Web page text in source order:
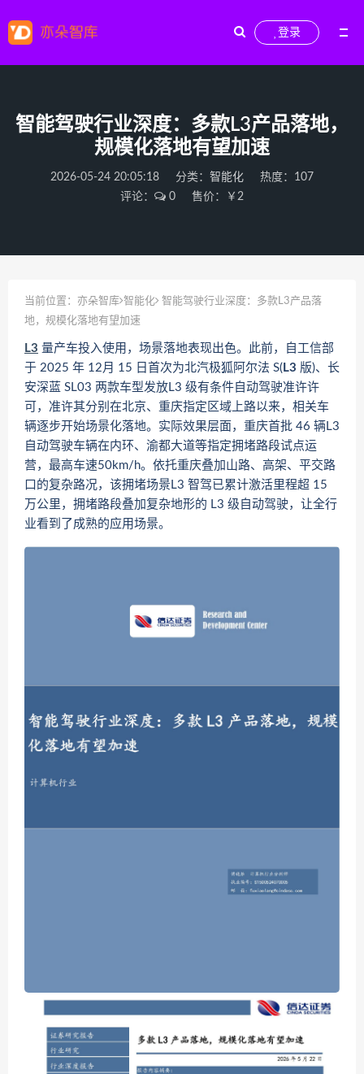
登录
智能驾驶行业深度：多款L3产品落地，
规模化落地有望加速
2026-05-24 20:05:18 分类： 智能化
热度：107
评论：
0 售价：￥2
当前位置： 亦朵智库 智能化
智能驾驶行业深度：多款L3产品落
地，规模化落地有望加速
L3 量产车投入使用，场景落地表现出色。此前，自工信部
于 2025 年 12月 15 日首次为北汽极狐阿尔法 S( L3 版)、长
安深蓝 SL03 两款车型发放L3 级有条件自动驾驶准许许
可，准许其分别在北京、重庆指定区域上路以来，相关车
辆逐步开始场景化落地。实际效果层面，重庆首批 46 辆L3
自动驾驶车辆在内环、渝都大道等指定拥堵路段试点运
营，最高车速50km/h。依托重庆叠加山路、高架、平交路
口的复杂路况，该拥堵场景L3 智驾已累计激活里程超 15
万公里，拥堵路段叠加复杂地形的 L3 级自动驾驶，让全行
业看到了成熟的应用场景。